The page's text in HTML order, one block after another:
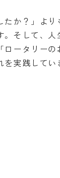
か？」よ
そして、
ータリー
実践してい